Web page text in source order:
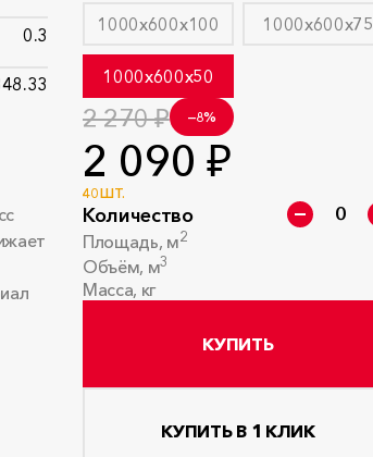
0.3 1000x600x100 1000x600x75
1000x600x50
2 270 ₽ −8%
2 090 ₽
40 ШТ.
Количество
Площадь, м2
Объём, м3
Масса, кг
КУПИТЬ
КУПИТЬ В 1 КЛИК